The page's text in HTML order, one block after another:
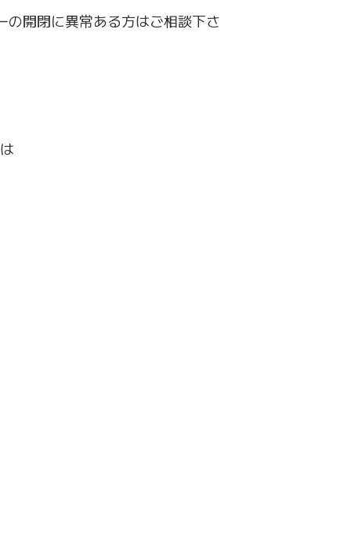
開閉に異常ある方はご相談下さ